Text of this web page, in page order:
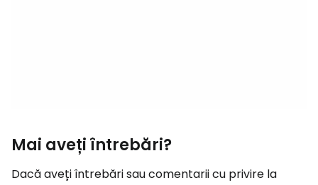
Mai aveți întrebări?
Dacă aveți întrebări sau comentarii cu privire la